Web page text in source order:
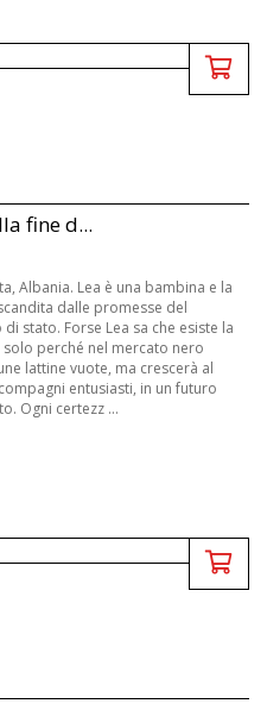
fine d...
Albania. Lea è una bambina e la
dalle promesse del
stato. Forse Lea sa che esiste la
solo perché nel mercato nero
lattine vuote, ma crescerà al
entusiasti, in un futuro
Ogni certezz ...